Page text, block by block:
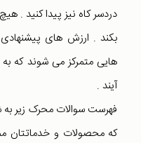
دردسر کاه نیز پیدا کنید .
بکند . ارزش های پیشنهادی
هایی متمرکز می شوند که
آیند .
فهرست سوالات محرک زیر
که محصولات و خدماتتان